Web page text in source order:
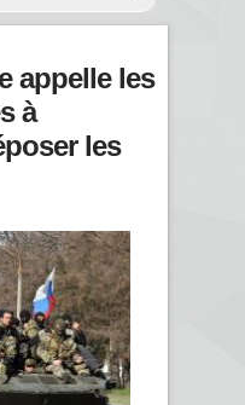
appelle les
à
les